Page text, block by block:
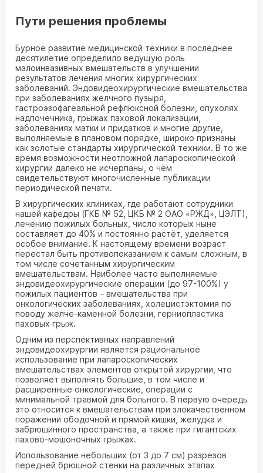
Пути решения проблемы
Бурное развитие медицинской техники в последнее
десятилетие определило ведущую роль
малоинвазивных вмешательств в улучшении
результатов лечения многих хирургических
заболеваний. Эндовидеохирургические вмешательства
при заболеваниях желчного пузыря,
гастроэзофагеальной рефлюксной болезни, опухолях
надпочечника, грыжах паховой локализации,
заболеваниях матки и придатков и многие другие,
выполняемые в плановом порядке, широко признаны
как золотые стандарты хирургической техники. В то же
время возможности неотложной лапароскопической
хирургии далеко не исчерпаны, о чём
свидетельствуют многочисленные публикации
периодической печати.
В хирургических клиниках, где работают сотрудники
нашей кафедры (ГКБ № 52, ЦКБ № 2 ОАО «РЖД», ЦЭЛТ),
лечению пожилых больных, число которых ныне
составляет до 40% и постоянно растёт, уделяется
особое внимание. К настоящему времени возраст
перестал быть противопоказанием к самым сложным, в
том числе сочетанным хирургическим
вмешательствам. Наиболее часто выполняемые
эндовидеохирургические операции (до 97-100%) у
пожилых пациентов – вмешательства при
онкологических заболеваниях, холецистэктомия по
поводу желче-каменной болезни, герниопластика
паховых грыж.
Одним из перспективных направлений
эндовидеохирургии является рациональное
использование при лапароскопических
вмешательствах элементов открытой хирургии, что
позволяет выполнять большие, в том числе и
расширенные онкологические, операции с
минимальной травмой для больного. В первую очередь
это относится к вмешательствам при злокачественном
поражении ободочной и прямой кишки, желудка и
забрюшинного пространства, а также при гигантских
пахово-мошоночных грыжах.
Использование небольших (от 3 до 7 см) разрезов
передней брюшной стенки на различных этапах